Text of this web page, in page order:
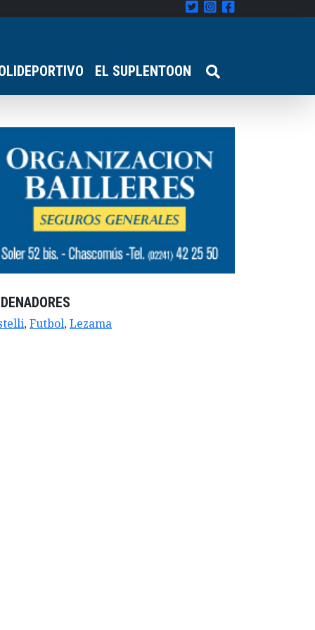
EL SUPLENTOON
,Futbol,Lezama